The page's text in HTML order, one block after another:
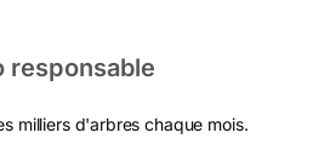
responsable
milliers d'arbres chaque mois.